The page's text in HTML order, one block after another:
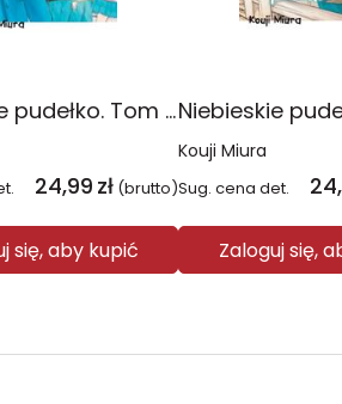
Niebieskie pudełko. Tom 15
24,99 zł (brutto)
się, aby kupić
Kouji Miura
Sug. cena det.
Zaloguj się,